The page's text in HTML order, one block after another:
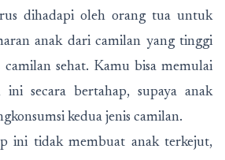
dihadapi oleh orang tua untuk
anak dari camilan yang tinggi
camilan sehat. Kamu bisa memulai
ini secara bertahap, supaya anak
kedua jenis camilan.
ini tidak membuat anak terkejut,